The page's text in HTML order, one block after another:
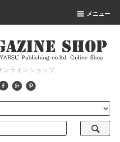
メニュー
ンラインショップ